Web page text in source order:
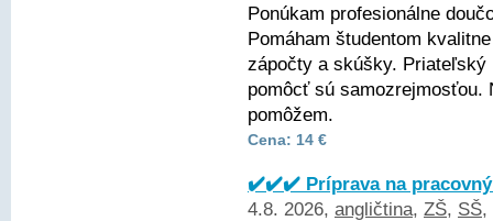
Ponúkam profesionálne
Pomáham študentom
zápočty a skúšky.
pomôcť sú samozrejmosťou.
pomôžem.
Cena: 14 €
✔️✔️✔️ Príprava na
4.8. 2026, angličtina, ZŠ, SŠ,